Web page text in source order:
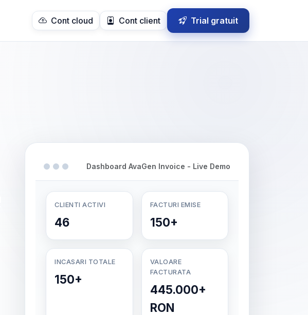
Cont cloud Cont client Trial gratuit
Dashboard AvaGen Invoice - Live Demo
CLIENTI ACTIVI
46
FACTURI EMISE
150+
INCASARI TOTALE
150+
VALOARE
FACTURATA
445.000+
RON